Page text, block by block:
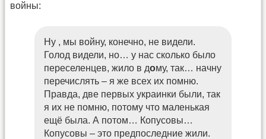
войны:
Ну , мы войну, конечно, не видели.
Голод видели, но… у нас сколько было
переселенцев, жило в дому, так… начну
перечислять – я же всех их помню.
Правда, две первых украинки были, так
я их не помню, потому что маленькая
ещё была. А потом… Копусовы…
Копусовы – это предпоследние жили.